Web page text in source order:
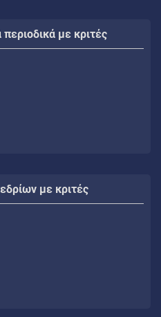
με κριτές
με κριτές